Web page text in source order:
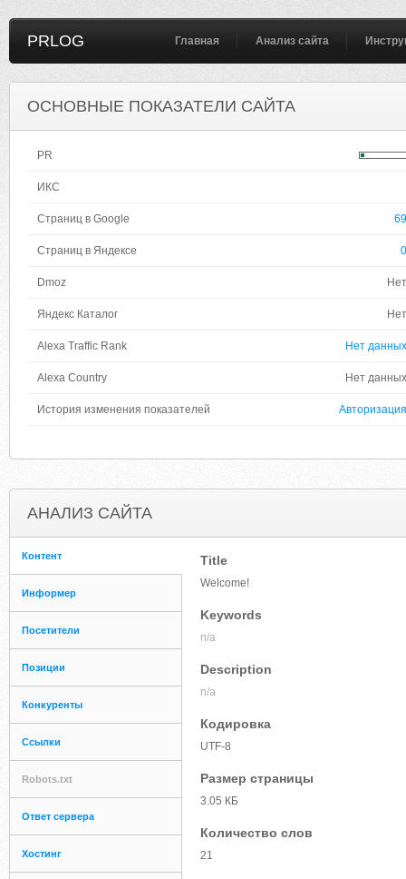
PRLOG Главная Анализ сайта
ОСНОВНЫЕ ПОКАЗАТЕЛИ САЙТА
PR
ИКС
Страниц в Google 69
Страниц в Яндексе 0
Dmoz Нет
Яндекс Каталог Нет
Alexa Traffic Rank Нет данных
Alexa Country Нет данных
История изменения показателей Авторизация
АНАЛИЗ САЙТА
Контент
Информер
Посетители
Позиции
Конкуренты
Ссылки
Robots.txt
Ответ сервера
Хостинг
Title
Welcome!
Keywords
n/a
Description
n/a
Кодировка
UTF-8
Размер страницы
3.05 КБ
Количество слов
21